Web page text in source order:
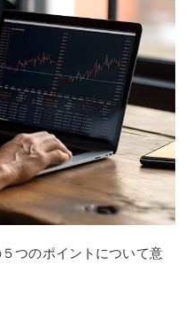
つのポイントについて意